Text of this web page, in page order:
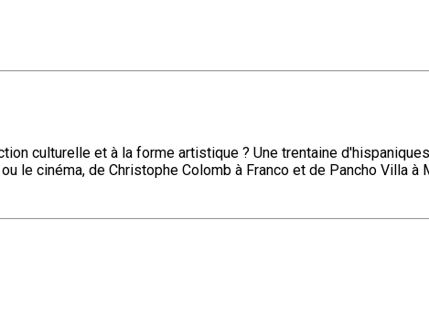
culturelle et à la forme artistique ? Une trentaine
le cinéma, de Christophe Colomb à Franco et de Pancho Villa à